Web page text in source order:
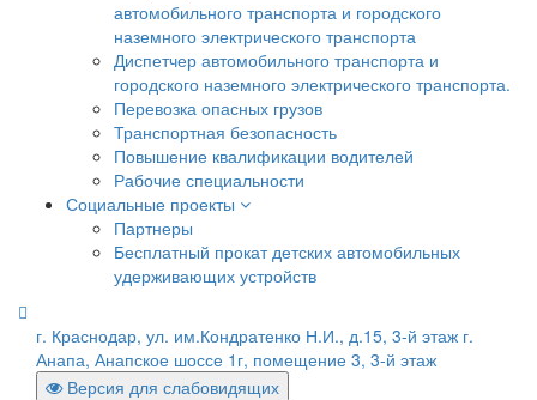
автомобильного транспорта и городского
наземного электрического транспорта
Диспетчер автомобильного транспорта и
городского наземного электрического транспорта.
Перевозка опасных грузов
Транспортная безопасность
Повышение квалификации водителей
Рабочие специальности
Социальные проекты
Партнеры
Бесплатный прокат детских автомобильных
удерживающих устройств
г. Краснодар, ул. им.Кондратенко Н.И., д.15, 3-й этаж г.
Анапа, Анапское шоссе 1г, помещение 3, 3-й этаж
Версия для слабовидящих